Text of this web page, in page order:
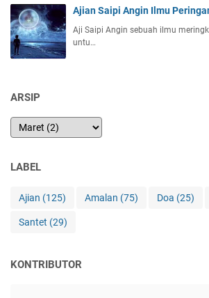
Ajian Saipi Angin Ilmu
Aji Saipi Angin sebuah ilmu
untu…
ARSIP
LABEL
Ajian (125) Amalan (75) Doa (25)
Santet (29)
KONTRIBUTOR